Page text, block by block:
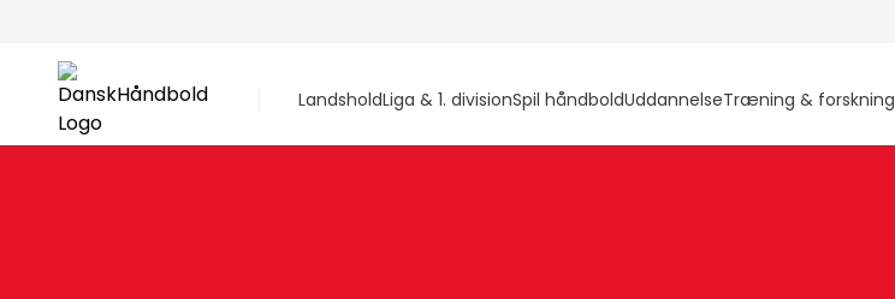
LandsholdLiga & 1. divisionSpil håndboldUddannelseTræning & forskning